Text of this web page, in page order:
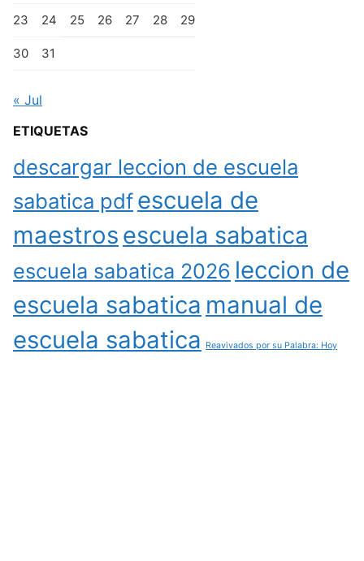
23 24 25 26 27 28 29
30 31
« Jul
ETIQUETAS
descargar leccion de escuela
sabatica pdfescuela de
maestros escuela sabatica
escuela sabatica 2026 leccion de
escuela sabatica manual de
escuela sabatica
Reavivados por su Palabra: Hoy